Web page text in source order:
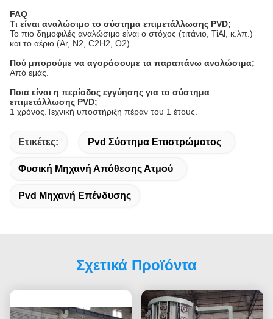
FAQ
Τι είναι αναλώσιμο το σύστημα επιμετάλλωσης PVD;
Το πιο δημοφιλές αναλώσιμο είναι ο στόχος (τιτάνιο, TiAl, κ.λπ.)
και το αέριο (Ar, N2, C2H2, O2).
Πού μπορούμε να αγοράσουμε τα παραπάνω αναλώσιμα;
Από εμάς.
Ποια είναι η περίοδος εγγύησης για το σύστημα
επιμετάλλωσης PVD;
1 χρόνος.Τεχνική υποστήριξη πέραν του 1 έτους.
Ετικέτες: Pvd Σύστημα Επιστρώματος
Φυσική Μηχανή Απόθεσης Ατμού
Pvd Μηχανή Επένδυσης
Σχετικά Προϊόντα